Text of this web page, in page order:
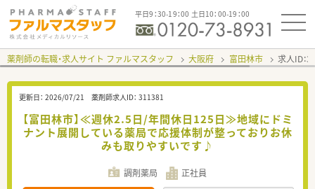
平日9：30-19：00 土日10：00-19：00
薬剤師の転職・求人サイト ファルマスタッフ 大阪府 富田林市 求人ID：
更新日： 2026/07/21 薬剤師求人ID： 311381
【富田林市】≪週休2.5日/年間休日125日≫地域にドミ
ナント展開している薬局で応援体制が整っておりお休
みも取りやすいです♪
調剤薬局 正社員